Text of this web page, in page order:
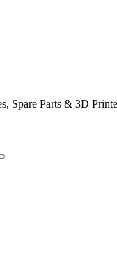
Spare Parts & 3D